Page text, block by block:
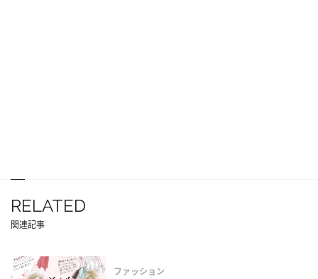
RELATED
関連記事
ファッション